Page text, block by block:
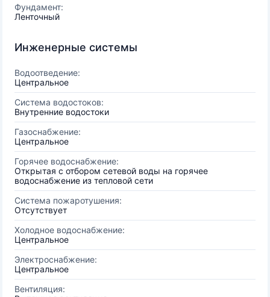
Фундамент:
Ленточный
Инженерные системы
Водоотведение:
Центральное
Система водостоков:
Внутренние водостоки
Газоснабжение:
Центральное
Горячее водоснабжение:
Открытая с отбором сетевой воды на горячее
водоснабжение из тепловой сети
Система пожаротушения:
Отсутствует
Холодное водоснабжение:
Центральное
Электроснабжение:
Центральное
Вентиляция: